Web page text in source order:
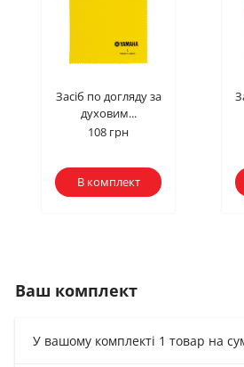
Засіб по догляду за
духовим...
108 грн
В комплект
Ваш комплект
У вашому комплекті 1 товар на